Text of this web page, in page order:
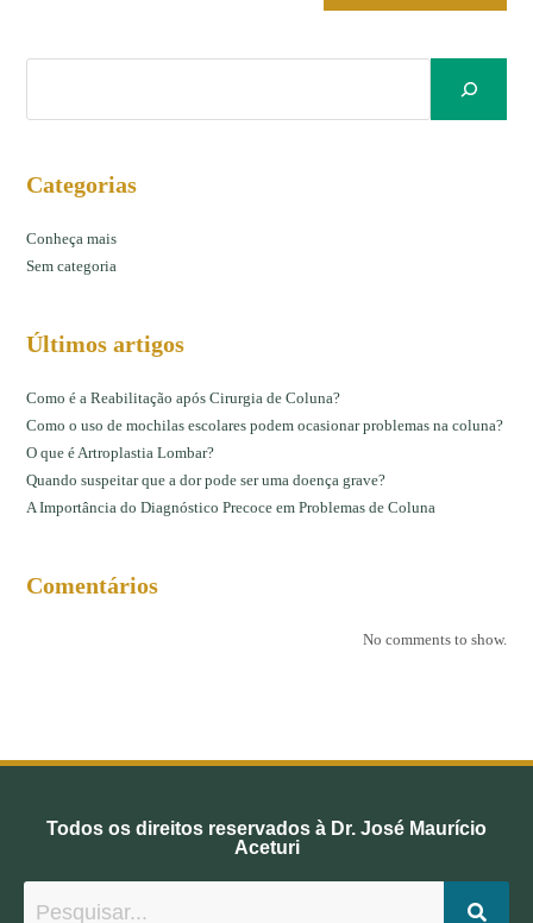
Categorias
Conheça mais
Sem categoria
Últimos artigos
Como é a Reabilitação após Cirurgia de Coluna?
Como o uso de mochilas escolares podem ocasionar problemas na coluna?
O que é Artroplastia Lombar?
Quando suspeitar que a dor pode ser uma doença grave?
A Importância do Diagnóstico Precoce em Problemas de Coluna
Comentários
No comments to show.
Todos os direitos reservados à Dr. José Maurício
Aceturi